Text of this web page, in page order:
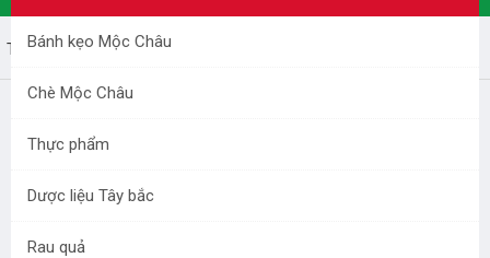
Bánh kẹo Mộc Châu
Chè Mộc Châu
Thực phẩm
Dược liệu Tây bắc
Rau quả
Trang nhất Dược liệu Tây bắc